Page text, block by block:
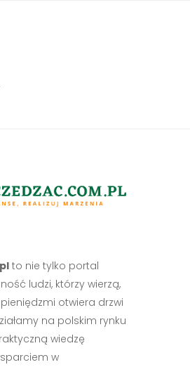
to nie tylko portal
ludzi, którzy wierzą,
otwiera drzwi
na polskim rynku
wiedzę
w